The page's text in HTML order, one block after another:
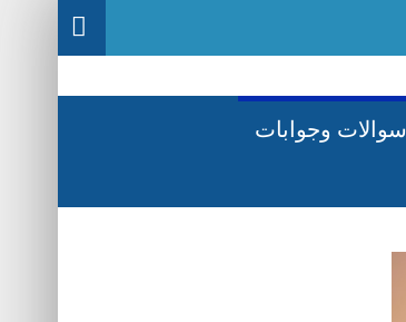
سوالات وجوابات